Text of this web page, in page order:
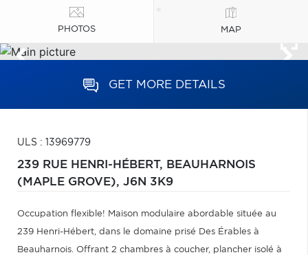
PHOTOS MAP
GET MORE DETAILS
ULS : 13969779
239 RUE HENRI-HÉBERT, BEAUHARNOIS
(MAPLE GROVE), J6N 3K9
Occupation flexible! Maison modulaire abordable située au
239 Henri-Hébert, dans le domaine prisé Des Érables à
Beauharnois. Offrant 2 chambres à coucher, plancher isolé à